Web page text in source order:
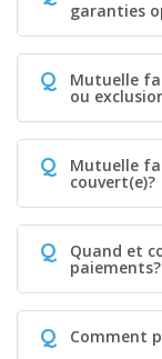
garanties
Q Mutuelle
ou
Q Mutuelle
couvert(e)?
Q Quand et
paiements?
Q Comment